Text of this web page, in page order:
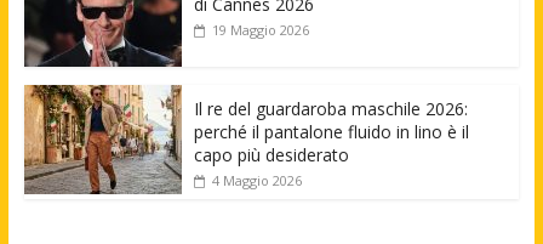
19 Maggio 2026
Il re del guardaroba maschile 2026:
perché il pantalone fluido in lino è il
capo più desiderato
4 Maggio 2026